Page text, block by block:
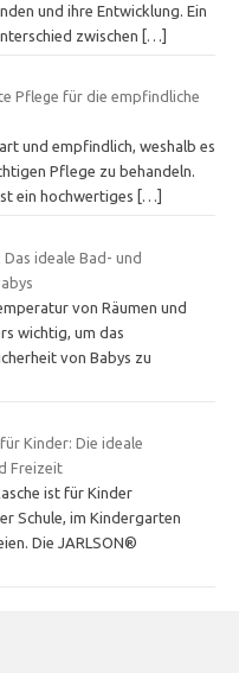
und ihre Entwicklung. Ein
zwischen […]
Pflege für die empfindliche
und empfindlich, weshalb es
Pflege zu behandeln.
ein hochwertiges
[…]
Das ideale Bad- und
von Räumen und
wichtig, um das
von Babys zu
Kinder: Die ideale
Freizeit
ist für Kinder
Schule, im Kindergarten
Die JARLSON®